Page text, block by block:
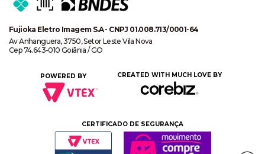
Fujioka Eletro Imagem S.A - CNPJ 01.008.713/0001-64
Av Anhanguera, 3750, Setor Leste Vila Nova
Cep 74.643-010 Goiânia / GO
POWERED BY CREATED WITH MUCH LOVE BY
CERTIFICADO DE SEGURANÇA